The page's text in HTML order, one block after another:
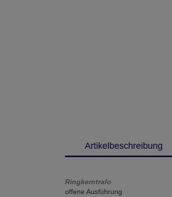
Artikelbeschreibung
Ringkerntrafo
offene Ausführung